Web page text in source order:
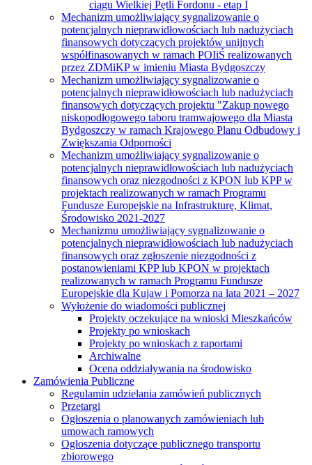
ciągu Wielkiej Pętli Fordonu - etap I
Mechanizm umożliwiający sygnalizowanie o
potencjalnych nieprawidłowościach lub nadużyciach
finansowych dotyczących projektów unijnych
współfinasowanych w ramach POIiŚ realizowanych
przez ZDMiKP w imieniu Miasta Bydgoszczy
Mechanizm umożliwiający sygnalizowanie o
potencjalnych nieprawidłowościach lub nadużyciach
finansowych dotyczących projektu "Zakup nowego
niskopodłogowego taboru tramwajowego dla Miasta
Bydgoszczy w ramach Krajowego Planu Odbudowy i
Zwiększania Odporności
Mechanizm umożliwiający sygnalizowanie o
potencjalnych nieprawidłowościach lub nadużyciach
finansowych oraz niezgodności z KPON lub KPP w
projektach realizowanych w ramach Programu
Fundusze Europejskie na Infrastrukturę, Klimat,
Środowisko 2021-2027
Mechanizmu umożliwiający sygnalizowanie o
potencjalnych nieprawidłowościach lub nadużyciach
finansowych oraz zgłoszenie niezgodności z
postanowieniami KPP lub KPON w projektach
realizowanych w ramach Programu Fundusze
Europejskie dla Kujaw i Pomorza na lata 2021 – 2027
Wyłożenie do wiadomości publicznej
Projekty oczekujące na wnioski Mieszkańców
Projekty po wnioskach
Projekty po wnioskach z raportami
Archiwalne
Ocena oddziaływania na środowisko
Zamówienia Publiczne
Regulamin udzielania zamówień publicznych
Przetargi
Ogłoszenia o planowanych zamówieniach lub
umowach ramowych
Ogłoszenia dotyczące publicznego transportu
zbiorowego